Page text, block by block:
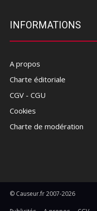
INFORMATIONS
A propos
Charte éditoriale
CGV - CGU
Cookies
Charte de modération
© Causeur.fr 2007-2026